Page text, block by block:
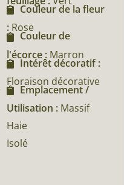
Couleur de la fleur
: Rose
Couleur de
l'écorce : Marron
Intérêt décoratif :
Floraison décorative
Emplacement /
Utilisation : Massif
Haie
Isolé